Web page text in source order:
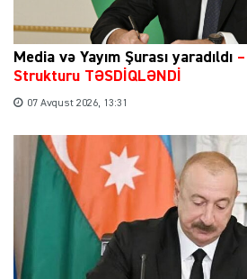
Media və Yayım Şurası yaradıldı –
Strukturu TƏSDİQLƏNDİ
07 Avqust 2026, 13:31